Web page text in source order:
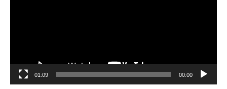
00:00
01:09